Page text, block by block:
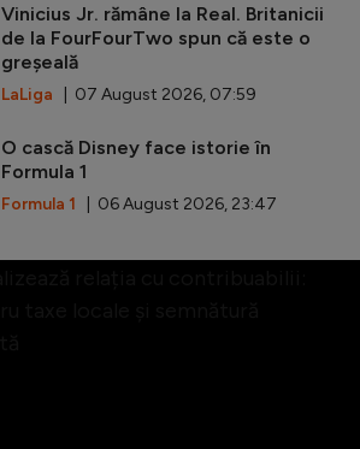
Vinicius Jr. rămâne la Real. Britanicii
de la FourFourTwo spun că este o
greșeală
LaLiga | 07 August 2026, 07:59
O cască Disney face istorie în
Formula 1
Formula 1 | 06 August 2026, 23:47